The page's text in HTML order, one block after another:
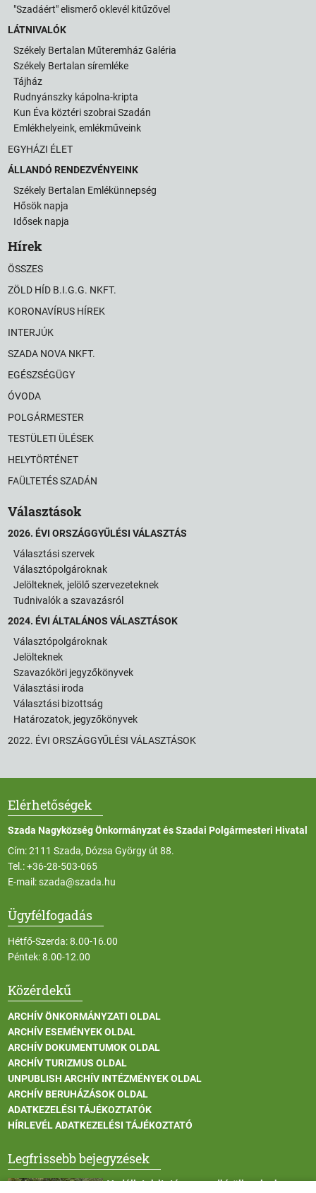
"Szadáért" elismerő oklevél kitűzővel
LÁTNIVALÓK
Székely Bertalan Műteremház Galéria
Székely Bertalan síremléke
Tájház
Rudnyánszky kápolna-kripta
Kun Éva köztéri szobrai Szadán
Emlékhelyeink, emlékműveink
EGYHÁZI ÉLET
ÁLLANDÓ RENDEZVÉNYEINK
Székely Bertalan Emlékünnepség
Hősök napja
Idősek napja
Hírek
ÖSSZES
ZÖLD HÍD B.I.G.G. NKFT.
KORONAVÍRUS HÍREK
INTERJÚK
SZADA NOVA NKFT.
EGÉSZSÉGÜGY
ÓVODA
POLGÁRMESTER
TESTÜLETI ÜLÉSEK
HELYTÖRTÉNET
FAÜLTETÉS SZADÁN
Választások
2026. ÉVI ORSZÁGGYŰLÉSI VÁLASZTÁS
Választási szervek
Választópolgároknak
Jelölteknek, jelölő szervezeteknek
Tudnivalók a szavazásról
2024. ÉVI ÁLTALÁNOS VÁLASZTÁSOK
Választópolgároknak
Jelölteknek
Szavazóköri jegyzőkönyvek
Választási iroda
Választási bizottság
Határozatok, jegyzőkönyvek
2022. ÉVI ORSZÁGGYŰLÉSI VÁLASZTÁSOK
Elérhetőségek
Szada Nagyközség Önkormányzat és Szadai Polgármesteri Hivatal
Cím: 2111 Szada, Dózsa György út 88.
Tel.:+36-28-503-065
E-mail:szada@szada.hu
Ügyfélfogadás
Hétfő-Szerda: 8.00-16.00
Péntek: 8.00-12.00
Közérdekű
ARCHÍV ÖNKORMÁNYZATI OLDAL
ARCHÍV ESEMÉNYEK OLDAL
ARCHÍV DOKUMENTUMOK OLDAL
ARCHÍV TURIZMUS OLDAL
UNPUBLISH ARCHÍV INTÉZMÉNYEK OLDAL
ARCHÍV BERUHÁZÁSOK OLDAL
ADATKEZELÉSI TÁJÉKOZTATÓK
HÍRLEVÉL ADATKEZELÉSI TÁJÉKOZTATÓ
Legfrissebb bejegyzések
Vadállatok itatása a rendkívüli melegben